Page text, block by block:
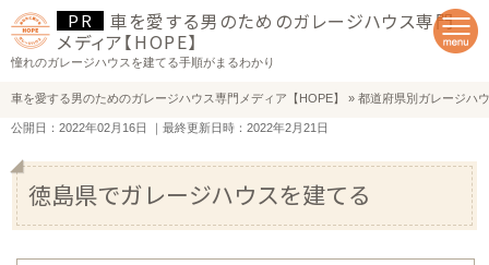
車を愛する男のためのガレージハウス専門
メディア【HOPE】
憧れのガレージハウスを建てる手順がまるわかり
車を愛する男のためのガレージハウス専門メディア【HOPE】 » 都道府県別ガレージハ
公開日：2022年02月16日 ｜最終更新日時：2022年2月21日
徳島県でガレージハウスを建てる